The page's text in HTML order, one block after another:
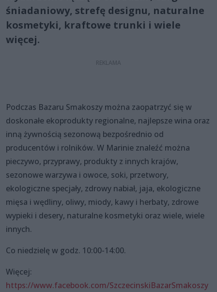
śniadaniowy, strefę designu, naturalne
kosmetyki, kraftowe trunki i wiele
więcej.
Podczas Bazaru Smakoszy można zaopatrzyć się w
doskonałe ekoprodukty regionalne, najlepsze wina oraz
inną żywnością sezonową bezpośrednio od
producentów i rolników. W Marinie znaleźć można
pieczywo, przyprawy, produkty z innych krajów,
sezonowe warzywa i owoce, soki, przetwory,
ekologiczne specjały, zdrowy nabiał, jaja, ekologiczne
mięsa i wędliny, oliwy, miody, kawy i herbaty, zdrowe
wypieki i desery, naturalne kosmetyki oraz wiele, wiele
innych.
Co niedzielę w godz. 10:00-14:00.
Więcej:
https://www.facebook.com/SzczecinskiBazarSmakoszy